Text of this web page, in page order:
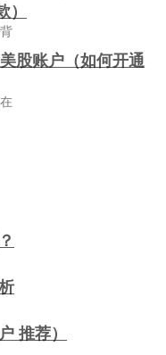
股账户（如何开通
推荐）